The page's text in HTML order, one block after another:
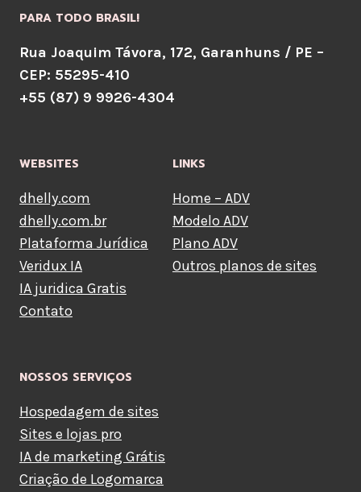
PARA TODO BRASIL!
Rua Joaquim Távora, 172, Garanhuns / PE –
CEP: 55295-410
+55 (87) 9 9926-4304
WEBSITES
dhelly.com
dhelly.com.br
Plataforma Jurídica
Veridux IA
IA juridica Gratis
Contato
LINKS
Home – ADV
Modelo ADV
Plano ADV
Outros planos de sites
NOSSOS SERVIÇOS
Hospedagem de sites
Sites e lojas pro
IA de marketing Grátis
Criação de Logomarca